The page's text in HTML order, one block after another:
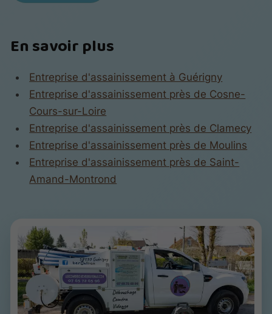
En savoir plus
Entreprise d'assainissement à Guérigny
Entreprise d'assainissement près de Cosne-
Cours-sur-Loire
Entreprise d'assainissement près de Clamecy
Entreprise d'assainissement près de Moulins
Entreprise d'assainissement près de Saint-
Amand-Montrond